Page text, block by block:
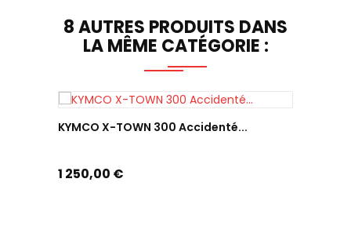
8 AUTRES PRODUITS DANS
LA MÊME CATÉGORIE :
KYMCO X-TOWN 300 Accidenté...
Prix
1 250,00 €